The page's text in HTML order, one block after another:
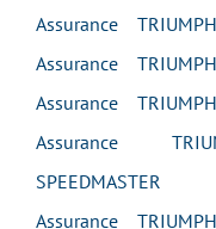
Assurance
Assurance
Assurance
Assurance
SPEEDMASTER
Assurance